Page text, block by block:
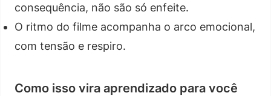
consequência, não são só enfeite.
O ritmo do filme acompanha o arco emocional,
com tensão e respiro.
Como isso vira aprendizado para você